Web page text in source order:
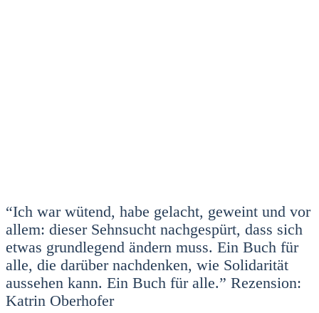
“Ich war wütend, habe gelacht, geweint und vor
allem: die­ser Sehn­sucht nach­ge­spürt, dass sich
etwas grund­le­gend ändern muss. Ein Buch für
alle, die dar­über nach­den­ken, wie Soli­da­ri­tät
aus­se­hen kann. Ein Buch für alle.” Rezen­si­on:
Kat­rin Ober­ho­fer